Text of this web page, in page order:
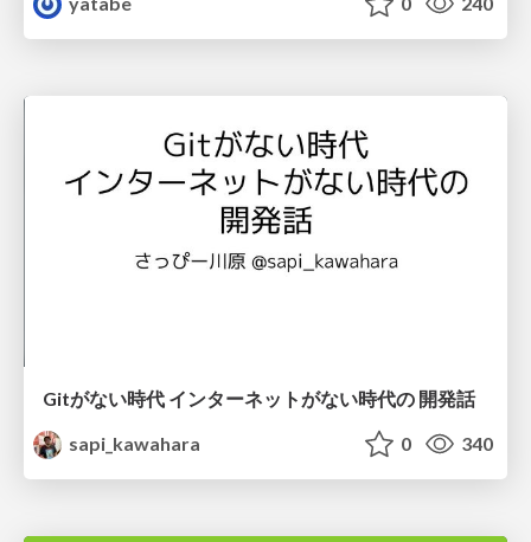
Gitがない時代 インターネットがない時代の 開発話
sapi_kawahara
0 340